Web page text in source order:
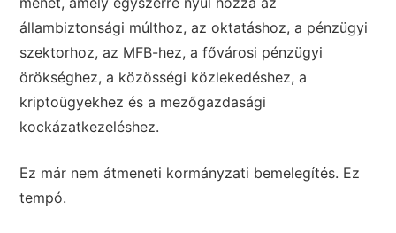
állambiztonsági múlthoz, az oktatáshoz, a pénzügyi
szektorhoz, az MFB-hez, a fővárosi pénzügyi
örökséghez, a közösségi közlekedéshez, a
kriptoügyekhez és a mezőgazdasági
kockázatkezeléshez.
Ez már nem átmeneti kormányzati bemelegítés. Ez
tempó.